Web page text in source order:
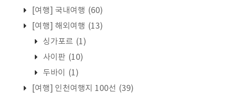
[여행] 국내여행 (60)
[여행] 해외여행 (13)
싱가포르 (1)
사이판 (10)
두바이
(1)
[여행] 인천여행지 100선 (39)